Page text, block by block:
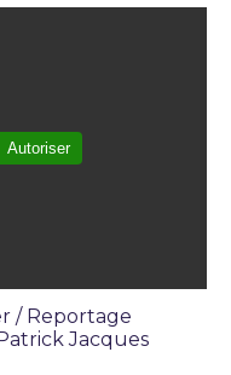
Autoriser
/ Reportage
Jacques